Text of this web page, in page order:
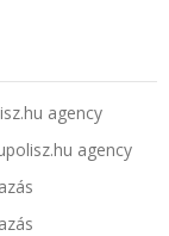
agency
agency